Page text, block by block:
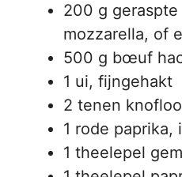
200 g geraspte
mozzarella, of
500 g bœuf
1 ui, fijngehakt
2 tenen
1 rode paprika,
1 theelepel